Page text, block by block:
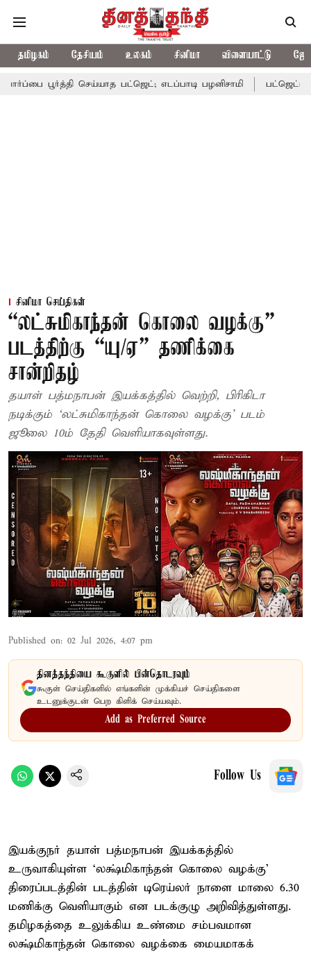
தமிழகம் தேசியம் உலகம் சினிமா விளையாட்டு
செய்யாத பட்ஜெட்; எடப்பாடி பழனிசாமி பட்ஜெட்டில் தவெக
சினிமா செய்திகள்
“லட்சுமிகாந்தன் கொலை வழக்கு”
படத்திற்கு “யு/ஏ” தணிக்கை
சான்றிதழ்
தயாள் பத்மநாபன் இயக்கத்தில் வெற்றி, பிரிகிடா
நடிக்கும் ‘லட்சுமிகாந்தன் கொலை வழக்கு’ படம்
ஜூலை 10ம் தேதி வெளியாகவுள்ளது.
Published on: 02 Jul 2026, 4:07 pm
தினத்தந்தியை கூகுளில் பின்தொடரவும்
கூகுள் செய்திகளில் எங்களின் முக்கியச் செய்திகளை
உடனுக்குடன் பெற கிளிக் செய்யவும்.
Add as Preferred Source
Follow Us
இயக்குநர் தயாள் பத்மநாபன் இயக்கத்தில்
உருவாகியுள்ள ‘லக்ஷ்மிகாந்தன் கொலை வழக்கு’
திரைப்படத்தின் படத்தின் டிரெய்லர் நாளை மாலை 6.30
மணிக்கு வெளியாகும் என படக்குழு அறிவித்துள்ளது.
தமிழகத்தை உலுக்கிய உண்மை சம்பவமான
லக்ஷ்மிகாந்தன் கொலை வழக்கை மையமாகக்